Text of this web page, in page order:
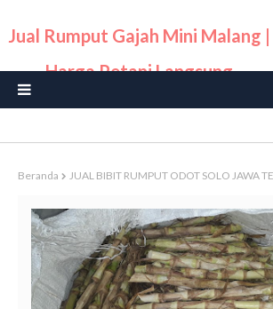
Jual Rumput Gajah Mini Malang |
Harga Petani Langsung
Beranda JUAL BIBIT RUMPUT ODOT SOLO JAWA